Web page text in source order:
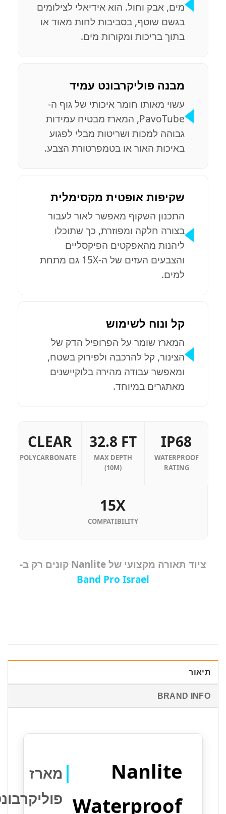
מים, אבק וחול. הוא אידיאלי לצילומים
בגשם שוטף, בסביבות לחות מאוד או
בתוך בריכות ומקורות מים.
מבנה פוליקרבונט עמיד
עשוי מאותו חומר איכותי של גוף ה-
PavoTube, המארז מבטיח עמידות
גבוהה למכות ושריטות מבלי לפגוע
באיכות האור או בטמפרטורת הצבע.
שקיפות אופטית מקסימלית
התכנון השקוף מאפשר לאור לעבור
בצורה חלקה ומפוזרת, כך שתוכלו
ליהנות מהאפקטים הפיקסליים
והצבעים העזים של ה-15X גם מתחת
למים.
קל ונוח לשימוש
המארז שומר על הפרופיל הדק של
הצינור, קל להרכבה ולפירוק בשטח,
ומאפשר עבודה מהירה בלוקיישנים
מאתגרים במיוחד.
IP68
WATERPROOF
RATING
32.8 FT
MAX DEPTH
CLEAR
POLYCARBONATE
15X
COMPATIBILITY
ציוד תאורה מקצועי של Nanlite קונים רק ב-
Band Pro Israel
BRAND
Nanlite
Waterproof
מארז
פוליקרבונט